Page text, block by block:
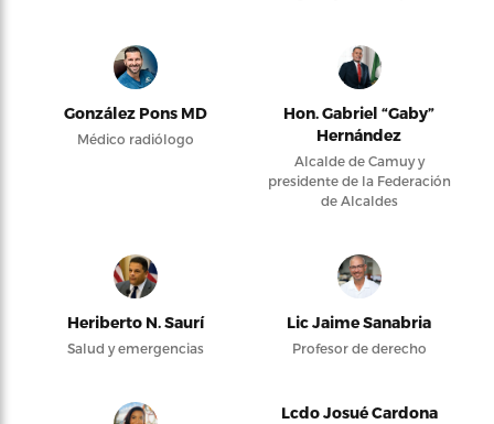
González Pons MD
Médico radiólogo
Hon. Gabriel “Gaby”
Hernández
Alcalde de Camuy y
presidente de la Federación
de Alcaldes
Heriberto N. Saurí
Salud y emergencias
Lic Jaime Sanabria
Profesor de derecho
Lcdo Josué Cardona